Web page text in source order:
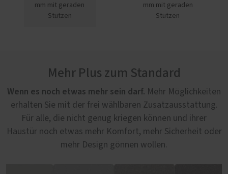
mm mit geraden
Stützen
mm mit geraden
Stützen
Mehr Plus zum Standard
Wenn es noch etwas mehr sein darf. Mehr Möglichkeiten
erhalten Sie mit der frei wählbaren Zusatzausstattung.
Für alle, die nicht genug kriegen können und ihrer
Haustür noch etwas mehr Komfort, mehr Sicherheit oder
mehr Design gönnen wollen.